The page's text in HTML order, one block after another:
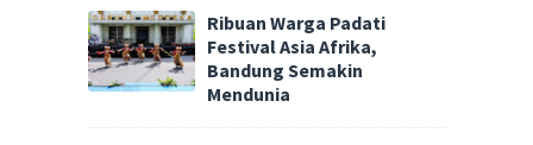
Ribuan Warga Padati
Festival Asia Afrika,
Bandung Semakin
Mendunia